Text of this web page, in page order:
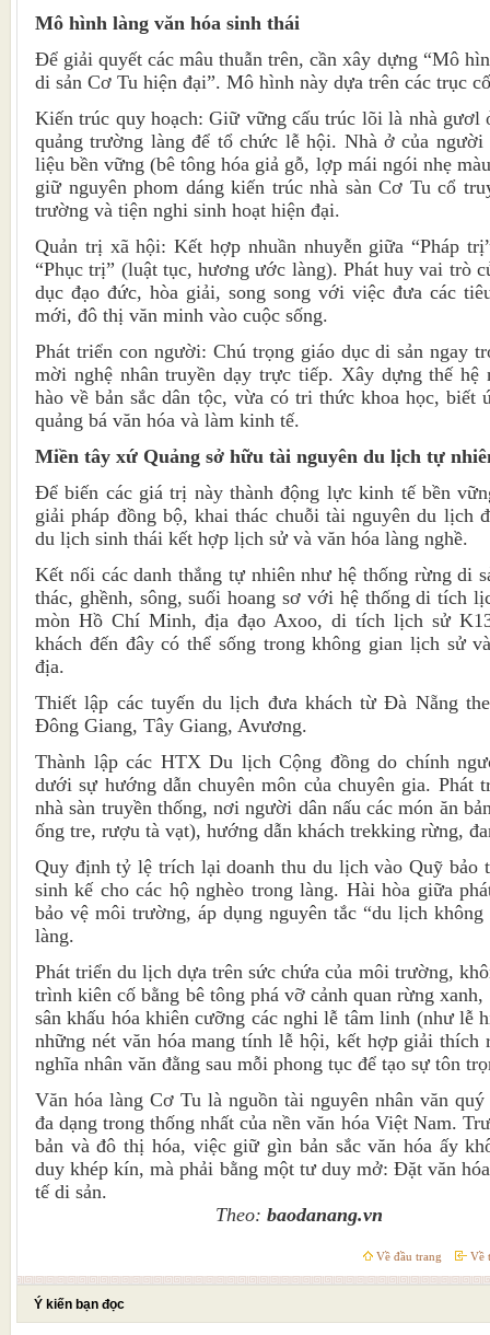
Mô hình làng văn hóa sinh thái
Để giải quyết các mâu thuẫn trên, cần xây dựng “Mô
di sản Cơ Tu hiện đại”. Mô hình này dựa trên các trục
Kiến trúc quy hoạch: Giữ vững cấu trúc lõi là nhà gươl
quảng trường làng để tổ chức lễ hội. Nhà ở của
liệu bền vững (bê tông hóa giả gỗ, lợp mái ngói nhẹ
giữ nguyên phom dáng kiến trúc nhà sàn Cơ Tu cổ
trường và tiện nghi sinh hoạt hiện đại.
Quản trị xã hội: Kết hợp nhuần nhuyễn giữa “Pháp
“Phục trị” (luật tục, hương ước làng). Phát huy vai trò
dục đạo đức, hòa giải, song song với việc đưa các
mới, đô thị văn minh vào cuộc sống.
Phát triển con người: Chú trọng giáo dục di sản ngay
mời nghệ nhân truyền dạy trực tiếp. Xây dựng thế
hào về bản sắc dân tộc, vừa có tri thức khoa học, biết
quảng bá văn hóa và làm kinh tế.
Miền tây xứ Quảng sở hữu tài nguyên du lịch tự
Để biến các giá trị này thành động lực kinh tế bền
giải pháp đồng bộ, khai thác chuỗi tài nguyên du lịch
du lịch sinh thái kết hợp lịch sử và văn hóa làng nghề.
Kết nối các danh thắng tự nhiên như hệ thống rừng di
thác, ghềnh, sông, suối hoang sơ với hệ thống di tích
mòn Hồ Chí Minh, địa đạo Axoo, di tích lịch sử
khách đến đây có thể sống trong không gian lịch sử
địa.
Thiết lập các tuyến du lịch đưa khách từ Đà Nẵng
Đông Giang, Tây Giang, Avương.
Thành lập các HTX Du lịch Cộng đồng do chính
dưới sự hướng dẫn chuyên môn của chuyên gia. Phát
nhà sàn truyền thống, nơi người dân nấu các món ăn
ống tre, rượu tà vạt), hướng dẫn khách trekking rừng,
Quy định tỷ lệ trích lại doanh thu du lịch vào Quỹ bảo
sinh kế cho các hộ nghèo trong làng. Hài hòa giữa
bảo vệ môi trường, áp dụng nguyên tắc “du lịch
làng.
Phát triển du lịch dựa trên sức chứa của môi trường,
trình kiên cố bằng bê tông phá vỡ cảnh quan rừng
sân khấu hóa khiên cưỡng các nghi lễ tâm linh (như lễ
những nét văn hóa mang tính lễ hội, kết hợp giải thích
nghĩa nhân văn đằng sau mỗi phong tục để tạo sự tôn
Văn hóa làng Cơ Tu là nguồn tài nguyên nhân văn
đa dạng trong thống nhất của nền văn hóa Việt Nam.
bản và đô thị hóa, việc giữ gìn bản sắc văn hóa ấy
duy khép kín, mà phải bằng một tư duy mở: Đặt văn
tế di sản.
Theo: baodanang.vn
Về đầu trang Về
Ý kiến bạn đọc